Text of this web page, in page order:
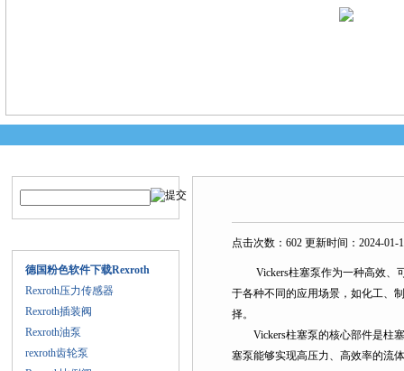
德国粉色软件下载Rexroth
Rexroth压力传感器
Rexroth插装阀
Rexroth油泵
rexroth齿轮泵
点击次数：602 更新时间：2024-01-
Vickers柱塞泵作为一种高效、可
于各种不同的应用场景，如化工、
择。
Vickers柱塞泵的核心部件是柱塞和
塞泵能够实现高压力、高效率的流体